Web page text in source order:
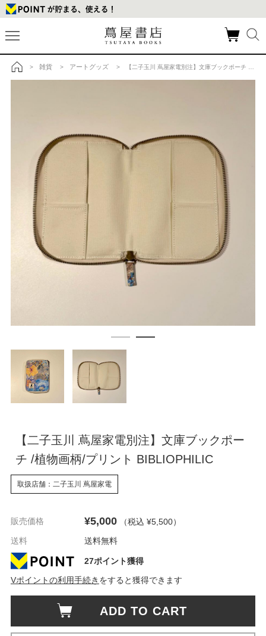
トップ
> 雑貨 > アートグッズ > 【二子玉川 蔦屋家電別注】文庫ブックポーチ /植物画柄/プリント BIBLIOPHILICの商品詳細
【二子玉川 蔦屋家電別注】文庫ブックポー
チ /植物画柄/プリント BIBLIOPHILIC
取扱店舗：二子玉川 蔦屋家電
販売価格 ¥5,000 （税込 ¥5,500）
送料
送料無料
27ポイント獲得
Vポイントの利用手続き をすると獲得できます
ADD TO CART